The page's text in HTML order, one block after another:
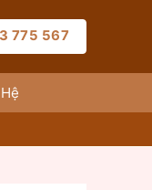
775 567